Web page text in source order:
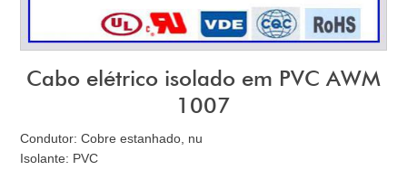
Cabo elétrico isolado em PVC AWM
1007
Condutor: Cobre estanhado, nu
Isolante: PVC